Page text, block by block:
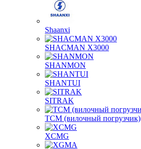
Shaanxi
SHACMAN X3000
SHANMON
SHANTUI
SITRAK
TCM (вилочный погрузчик)
XCMG